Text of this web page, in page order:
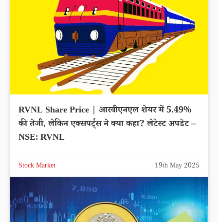
RVNL Share Price | आरवीएनएल शेयर में 5.49%
की तेजी, लेकिन एक्सपर्ट्स ने क्या कहा? लेटेस्ट अपडेट –
NSE: RVNL
Stock Market 19th May 2025